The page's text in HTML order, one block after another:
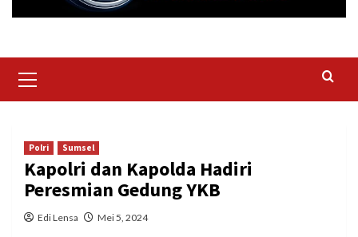
Menu
Polri Sumsel
Kapolri dan Kapolda Hadiri
Peresmian Gedung YKB
Edi Lensa Mei 5, 2024